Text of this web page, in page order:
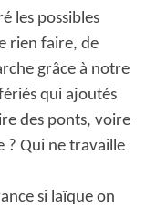
les possibles
rien faire, de
grâce à notre
qui ajoutés
des ponts, voire
? Qui ne travaille
si laïque on